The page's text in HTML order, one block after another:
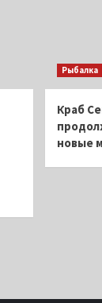
Рыбалка
Краб
новые